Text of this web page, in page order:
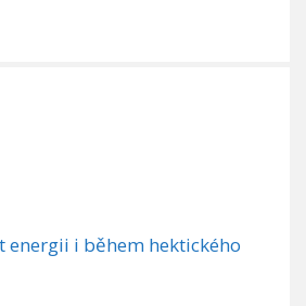
energii i během hektického